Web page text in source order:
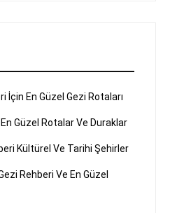
İçin En Güzel Gezi Rotaları
Güzel Rotalar Ve Duraklar
Kültürel Ve Tarihi Şehirler
Rehberi Ve En Güzel